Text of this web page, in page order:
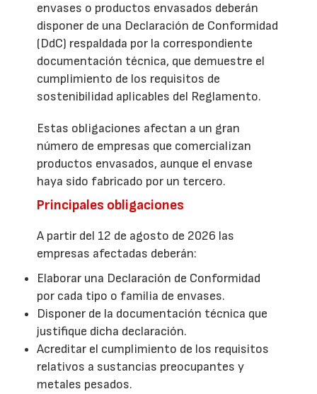
envases o productos envasados deberán
disponer de una Declaración de Conformidad
(DdC) respaldada por la correspondiente
documentación técnica, que demuestre el
cumplimiento de los requisitos de
sostenibilidad aplicables del Reglamento.
Estas obligaciones afectan a un gran
número de empresas que comercializan
productos envasados, aunque el envase
haya sido fabricado por un tercero.
Principales obligaciones
A partir del 12 de agosto de 2026 las
empresas afectadas deberán:
Elaborar una Declaración de Conformidad
por cada tipo o familia de envases.
Disponer de la documentación técnica que
justifique dicha declaración.
Acreditar el cumplimiento de los requisitos
relativos a sustancias preocupantes y
metales pesados.